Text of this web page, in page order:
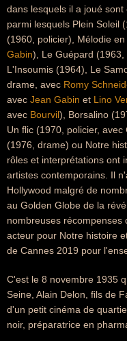
dans lesquels il a joué sont
parmi lesquels Plein Soleil
(1960, policier), Mélodie
Gabin), Le Guépard
L'Insoumis (1964), Le
drame, avec Romy
avec Jean Gabin et Lino
avec Bourvil), Borsalino
Un flic (1970, policier,
(1976, drame) ou Notre
rôles et interprétations ont
artistes contemporains. Il
Hollywood malgré de
au Golden Globe de la
nombreuses récompenses
acteur pour Notre histoire
de Cannes 2019 pour
C'est le 8 novembre 1935
Seine, Alain Delon, fils de
d'un petit cinéma de
noir, préparatrice en